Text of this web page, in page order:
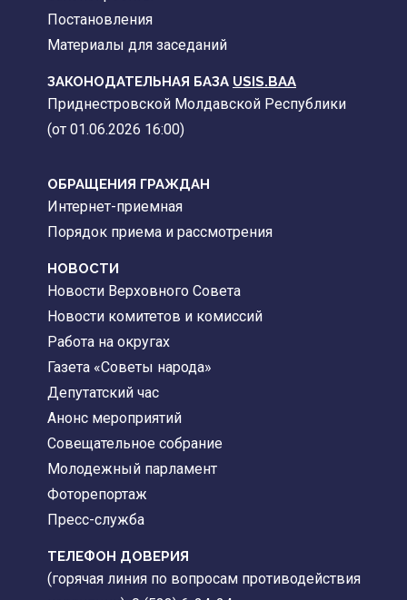
Постановления
Материалы для заседаний
ЗАКОНОДАТЕЛЬНАЯ БАЗА USIS.BAA
Приднестровской Молдавской Республики
(от 01.06.2026 16:00)
ОБРАЩЕНИЯ ГРАЖДАН
Интернет-приемная
Порядок приема и рассмотрения
НОВОСТИ
Новости Верховного Совета
Новости комитетов и комиссий
Работа на округах
Газета «Советы народа»
Депутатский час
Анонс мероприятий
Совещательное собрание
Молодежный парламент
Фоторепортаж
Пресс-служба
ТЕЛЕФОН ДОВЕРИЯ
(горячая линия по вопросам противодействия